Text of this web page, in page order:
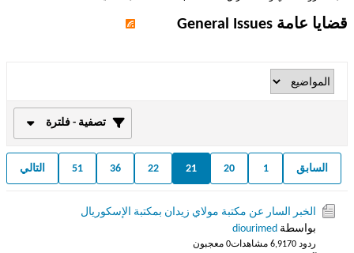
قضايا عامة General Issues
تصفية - فلترة
السابق 1
20
21
22
36
51 التالي
الخبر السار عن مكتبة مولاي زيدان بمكتبة الإسكوريال
بواسطة diourimed
ردود 0 6,917 مشاهدات 0 معجبون